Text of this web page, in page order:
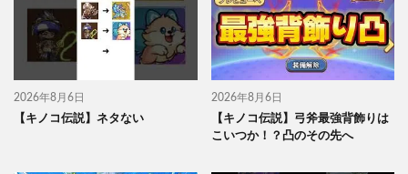
2026年8月6日
【キノコ伝説】ネタない
2026年8月6日
【キノコ伝説】弓斧最強背飾りは
こいつか！？凸のその先へ